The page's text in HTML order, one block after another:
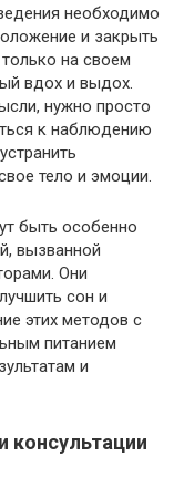
необходимо
и закрыть
на своем
вдох и выдох.
нужно просто
к наблюдению
тело и эмоции.
быть особенно
вызванной
Они
сон и
этих методов с
питанием
и
консультации